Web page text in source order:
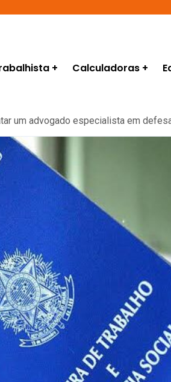
Calculadoras
um advogado especialista em